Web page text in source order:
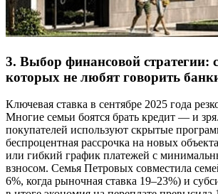
3. Выбор финансовой стратегии:
которых не любят говорить
Ключевая ставка в сентябре 2025 года
Многие семьи боятся брать кредит — и
покупателей используют скрытые
беспроцентная рассрочка на новых
или гибкий график платежей с
взносом. Семья Петровых совместила
6%, когда рыночная ставка 19–23%) и